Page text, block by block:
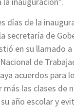
días de la
secretaría de
en su llamado
de
acuerdos para
las clases de
año escolar y